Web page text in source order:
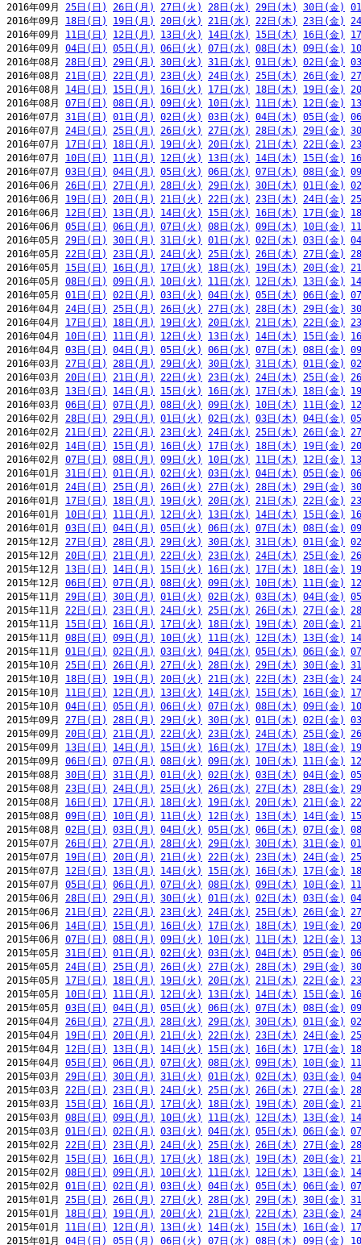
2016年09月 25日(日) 26日(月) 27日(火) 28日(水) 29日(木) 30日(金)
2016年09月 18日(日) 19日(月) 20日(火) 21日(水) 22日(木) 23日(金)
2016年09月 11日(日) 12日(月) 13日(火) 14日(水) 15日(木) 16日(金)
2016年09月 04日(日) 05日(月) 06日(火) 07日(水) 08日(木) 09日(金)
2016年08月 28日(日) 29日(月) 30日(火) 31日(水) 01日(木) 02日(金)
2016年08月 21日(日) 22日(月) 23日(火) 24日(水) 25日(木) 26日(金)
2016年08月 14日(日) 15日(月) 16日(火) 17日(水) 18日(木) 19日(金)
2016年08月 07日(日) 08日(月) 09日(火) 10日(水) 11日(木) 12日(金)
2016年07月 31日(日) 01日(月) 02日(火) 03日(水) 04日(木) 05日(金)
2016年07月 24日(日) 25日(月) 26日(火) 27日(水) 28日(木) 29日(金)
2016年07月 17日(日) 18日(月) 19日(火) 20日(水) 21日(木) 22日(金)
2016年07月 10日(日) 11日(月) 12日(火) 13日(水) 14日(木) 15日(金)
2016年07月 03日(日) 04日(月) 05日(火) 06日(水) 07日(木) 08日(金)
2016年06月 26日(日) 27日(月) 28日(火) 29日(水) 30日(木) 01日(金)
2016年06月 19日(日) 20日(月) 21日(火) 22日(水) 23日(木) 24日(金)
2016年06月 12日(日) 13日(月) 14日(火) 15日(水) 16日(木) 17日(金)
2016年06月 05日(日) 06日(月) 07日(火) 08日(水) 09日(木) 10日(金)
2016年05月 29日(日) 30日(月) 31日(火) 01日(水) 02日(木) 03日(金)
2016年05月 22日(日) 23日(月) 24日(火) 25日(水) 26日(木) 27日(金)
2016年05月 15日(日) 16日(月) 17日(火) 18日(水) 19日(木) 20日(金)
2016年05月 08日(日) 09日(月) 10日(火) 11日(水) 12日(木) 13日(金)
2016年05月 01日(日) 02日(月) 03日(火) 04日(水) 05日(木) 06日(金)
2016年04月 24日(日) 25日(月) 26日(火) 27日(水) 28日(木) 29日(金)
2016年04月 17日(日) 18日(月) 19日(火) 20日(水) 21日(木) 22日(金)
2016年04月 10日(日) 11日(月) 12日(火) 13日(水) 14日(木) 15日(金)
2016年04月 03日(日) 04日(月) 05日(火) 06日(水) 07日(木) 08日(金)
2016年03月 27日(日) 28日(月) 29日(火) 30日(水) 31日(木) 01日(金)
2016年03月 20日(日) 21日(月) 22日(火) 23日(水) 24日(木) 25日(金)
2016年03月 13日(日) 14日(月) 15日(火) 16日(水) 17日(木) 18日(金)
2016年03月 06日(日) 07日(月) 08日(火) 09日(水) 10日(木) 11日(金)
2016年02月 28日(日) 29日(月) 01日(火) 02日(水) 03日(木) 04日(金)
2016年02月 21日(日) 22日(月) 23日(火) 24日(水) 25日(木) 26日(金)
2016年02月 14日(日) 15日(月) 16日(火) 17日(水) 18日(木) 19日(金)
2016年02月 07日(日) 08日(月) 09日(火) 10日(水) 11日(木) 12日(金)
2016年01月 31日(日) 01日(月) 02日(火) 03日(水) 04日(木) 05日(金)
2016年01月 24日(日) 25日(月) 26日(火) 27日(水) 28日(木) 29日(金)
2016年01月 17日(日) 18日(月) 19日(火) 20日(水) 21日(木) 22日(金)
2016年01月 10日(日) 11日(月) 12日(火) 13日(水) 14日(木) 15日(金)
2016年01月 03日(日) 04日(月) 05日(火) 06日(水) 07日(木) 08日(金)
2015年12月 27日(日) 28日(月) 29日(火) 30日(水) 31日(木) 01日(金)
2015年12月 20日(日) 21日(月) 22日(火) 23日(水) 24日(木) 25日(金)
2015年12月 13日(日) 14日(月) 15日(火) 16日(水) 17日(木) 18日(金)
2015年12月 06日(日) 07日(月) 08日(火) 09日(水) 10日(木) 11日(金)
2015年11月 29日(日) 30日(月) 01日(火) 02日(水) 03日(木) 04日(金)
2015年11月 22日(日) 23日(月) 24日(火) 25日(水) 26日(木) 27日(金)
2015年11月 15日(日) 16日(月) 17日(火) 18日(水) 19日(木) 20日(金)
2015年11月 08日(日) 09日(月) 10日(火) 11日(水) 12日(木) 13日(金)
2015年11月 01日(日) 02日(月) 03日(火) 04日(水) 05日(木) 06日(金)
2015年10月 25日(日) 26日(月) 27日(火) 28日(水) 29日(木) 30日(金)
2015年10月 18日(日) 19日(月) 20日(火) 21日(水) 22日(木) 23日(金)
2015年10月 11日(日) 12日(月) 13日(火) 14日(水) 15日(木) 16日(金)
2015年10月 04日(日) 05日(月) 06日(火) 07日(水) 08日(木) 09日(金)
2015年09月 27日(日) 28日(月) 29日(火) 30日(水) 01日(木) 02日(金)
2015年09月 20日(日) 21日(月) 22日(火) 23日(水) 24日(木) 25日(金)
2015年09月 13日(日) 14日(月) 15日(火) 16日(水) 17日(木) 18日(金)
2015年09月 06日(日) 07日(月) 08日(火) 09日(水) 10日(木) 11日(金)
2015年08月 30日(日) 31日(月) 01日(火) 02日(水) 03日(木) 04日(金)
2015年08月 23日(日) 24日(月) 25日(火) 26日(水) 27日(木) 28日(金)
2015年08月 16日(日) 17日(月) 18日(火) 19日(水) 20日(木) 21日(金)
2015年08月 09日(日) 10日(月) 11日(火) 12日(水) 13日(木) 14日(金)
2015年08月 02日(日) 03日(月) 04日(火) 05日(水) 06日(木) 07日(金)
2015年07月 26日(日) 27日(月) 28日(火) 29日(水) 30日(木) 31日(金)
2015年07月 19日(日) 20日(月) 21日(火) 22日(水) 23日(木) 24日(金)
2015年07月 12日(日) 13日(月) 14日(火) 15日(水) 16日(木) 17日(金)
2015年07月 05日(日) 06日(月) 07日(火) 08日(水) 09日(木) 10日(金)
2015年06月 28日(日) 29日(月) 30日(火) 01日(水) 02日(木) 03日(金)
2015年06月 21日(日) 22日(月) 23日(火) 24日(水) 25日(木) 26日(金)
2015年06月 14日(日) 15日(月) 16日(火) 17日(水) 18日(木) 19日(金)
2015年06月 07日(日) 08日(月) 09日(火) 10日(水) 11日(木) 12日(金)
2015年05月 31日(日) 01日(月) 02日(火) 03日(水) 04日(木) 05日(金)
2015年05月 24日(日) 25日(月) 26日(火) 27日(水) 28日(木) 29日(金)
2015年05月 17日(日) 18日(月) 19日(火) 20日(水) 21日(木) 22日(金)
2015年05月 10日(日) 11日(月) 12日(火) 13日(水) 14日(木) 15日(金)
2015年05月 03日(日) 04日(月) 05日(火) 06日(水) 07日(木) 08日(金)
2015年04月 26日(日) 27日(月) 28日(火) 29日(水) 30日(木) 01日(金)
2015年04月 19日(日) 20日(月) 21日(火) 22日(水) 23日(木) 24日(金)
2015年04月 12日(日) 13日(月) 14日(火) 15日(水) 16日(木) 17日(金)
2015年04月 05日(日) 06日(月) 07日(火) 08日(水) 09日(木) 10日(金)
2015年03月 29日(日) 30日(月) 31日(火) 01日(水) 02日(木) 03日(金)
2015年03月 22日(日) 23日(月) 24日(火) 25日(水) 26日(木) 27日(金)
2015年03月 15日(日) 16日(月) 17日(火) 18日(水) 19日(木) 20日(金)
2015年03月 08日(日) 09日(月) 10日(火) 11日(水) 12日(木) 13日(金)
2015年03月 01日(日) 02日(月) 03日(火) 04日(水) 05日(木) 06日(金)
2015年02月 22日(日) 23日(月) 24日(火) 25日(水) 26日(木) 27日(金)
2015年02月 15日(日) 16日(月) 17日(火) 18日(水) 19日(木) 20日(金)
2015年02月 08日(日) 09日(月) 10日(火) 11日(水) 12日(木) 13日(金)
2015年02月 01日(日) 02日(月) 03日(火) 04日(水) 05日(木) 06日(金)
2015年01月 25日(日) 26日(月) 27日(火) 28日(水) 29日(木) 30日(金)
2015年01月 18日(日) 19日(月) 20日(火) 21日(水) 22日(木) 23日(金)
2015年01月 11日(日) 12日(月) 13日(火) 14日(水) 15日(木) 16日(金)
2015年01月 04日(日) 05日(月) 06日(火) 07日(水) 08日(木) 09日(金)